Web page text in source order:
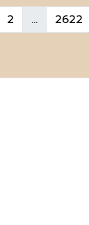
2 ... 2622